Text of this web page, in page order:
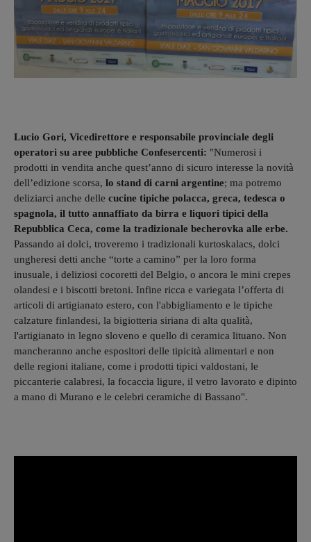
Lucio Gori, Vicedirettore e responsabile provinciale degli
operatori su aree pubbliche Confesercenti: "Numerosi i
prodotti in vendita anche quest’anno di sicuro interesse la novità
dell’edizione scorsa, lo stand di carni argentine; ma potremo
deliziarci anche delle cucine tipiche polacca, greca, tedesca o
spagnola, il tutto annaffiato da birra e liquori tipici della
Repubblica Ceca, come la tradizionale becherovka alle erbe.
Passando ai dolci, troveremo i tradizionali kurtoskalacs, dolci
ungheresi detti anche “torte a camino” per la loro forma
inusuale, i deliziosi cocoretti del Belgio, o ancora le mini crepes
olandesi e i biscotti bretoni. Infine ricca e variegata l’offerta di
articoli di artigianato estero, con l'abbigliamento e le tipiche
calzature finlandesi, la bigiotteria siriana di alta qualità,
l'artigianato in legno sloveno e quello di ceramica lituano. Non
mancheranno anche espositori delle tipicità alimentari e non
delle regioni italiane, come i prodotti tipici valdostani, le
piccanterie calabresi, la focaccia ligure, il vetro lavorato e dipinto
a mano di Murano e le celebri ceramiche di Bassano".